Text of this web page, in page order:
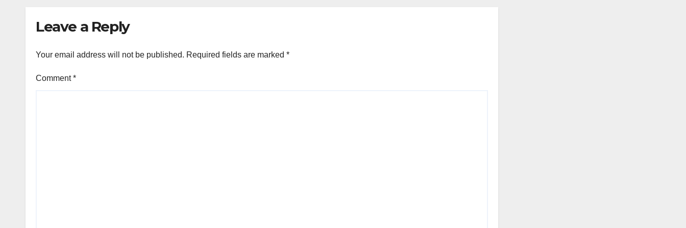
Leave a Reply
Your email address will not be published. Required fields are marked *
Comment*